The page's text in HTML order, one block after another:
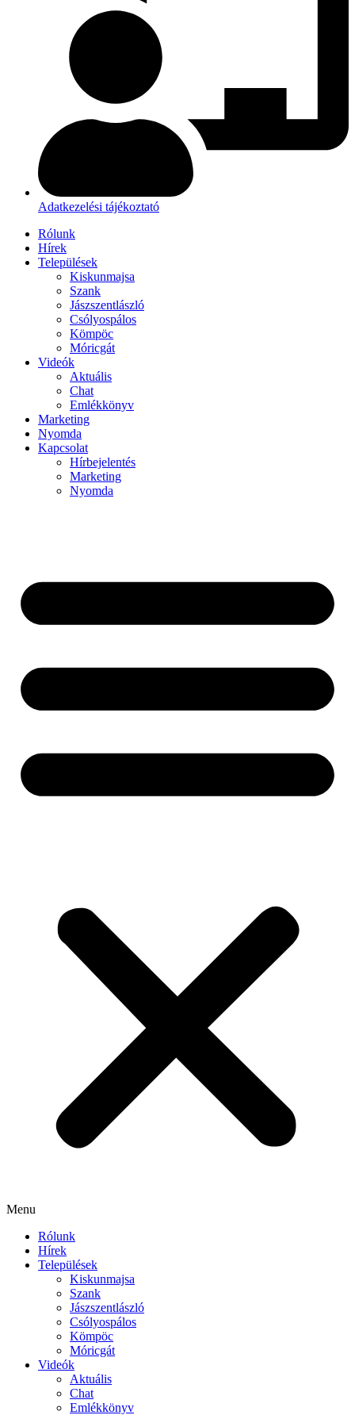
Adatkezelési tájékoztató
Rólunk
Hírek
Települések
Kiskunmajsa
Szank
Jászszentlászló
Csólyospálos
Kömpöc
Móricgát
Videók
Aktuális
Chat
Emlékkönyv
Marketing
Nyomda
Kapcsolat
Hírbejelentés
Marketing
Nyomda
Menu
Rólunk
Hírek
Települések
Kiskunmajsa
Szank
Jászszentlászló
Csólyospálos
Kömpöc
Móricgát
Videók
Aktuális
Chat
Emlékkönyv